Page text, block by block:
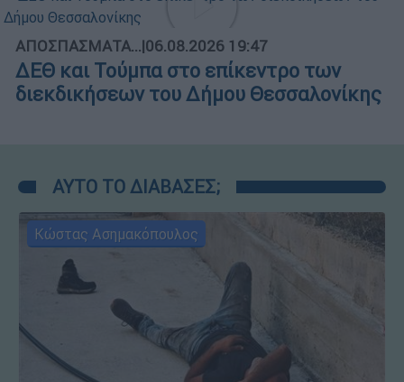
ΑΠΟΣΠΑΣΜΑΤΑ...|06.08.2026 19:47
ΔΕΘ και Τούμπα στο επίκεντρο των
διεκδικήσεων του Δήμου Θεσσαλονίκης
ΑΥΤΟ ΤΟ ΔΙΑΒΑΣΕΣ;
Κώστας Ασημακόπουλος